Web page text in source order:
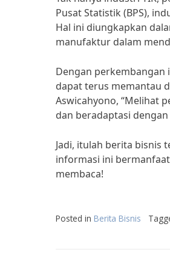
Pusat Statistik (BPS),
Hal ini diungkapkan
manufaktur dalam
Dengan
dapat terus memantau
Aswicahyono, “Melihat
dan beradaptasi
Jadi, itulah berita bisnis
informasi ini
membaca!
Posted in Berita Bisnis